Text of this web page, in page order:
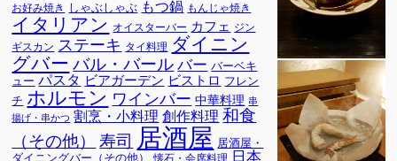
お好み焼き しゃぶしゃぶ もつ鍋 もんじゃ焼き
イタリアン オイスターバー カフェ ジン
ギスカン ステーキ タイ料理 ダイニン
グバーバル・バールバー バーベキ
ュー パスタ ビアガーデン ビストロ フレン
チ ホルモン ワインバー 中華料理 串
揚げ・串かつ 割烹・小料理 創作料理 和食
（その他）
寿司 居酒屋 居酒屋・
ダイニングバー（その他）
懐石・会席料理 日本